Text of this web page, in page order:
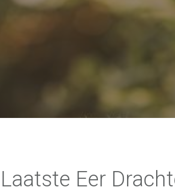
Eer